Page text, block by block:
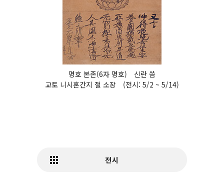
명호 본존(6자 명호) 신란 씀
교토 니시혼간지 절 소장 (전시: 5/2 ~ 5/14)
전시